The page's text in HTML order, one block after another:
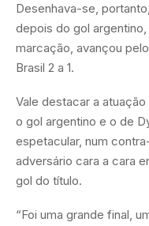
Desenhava-se,
depois do gol
marcação, avançou
Brasil 2 a 1.
Vale destacar a
o gol argentino e o de
espetacular, num
adversário cara a cara
gol do título.
“Foi uma grande final,